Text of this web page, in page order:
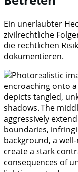
Ein unerlaubter
zivilrechtliche
die rechtlichen
dokumentieren.